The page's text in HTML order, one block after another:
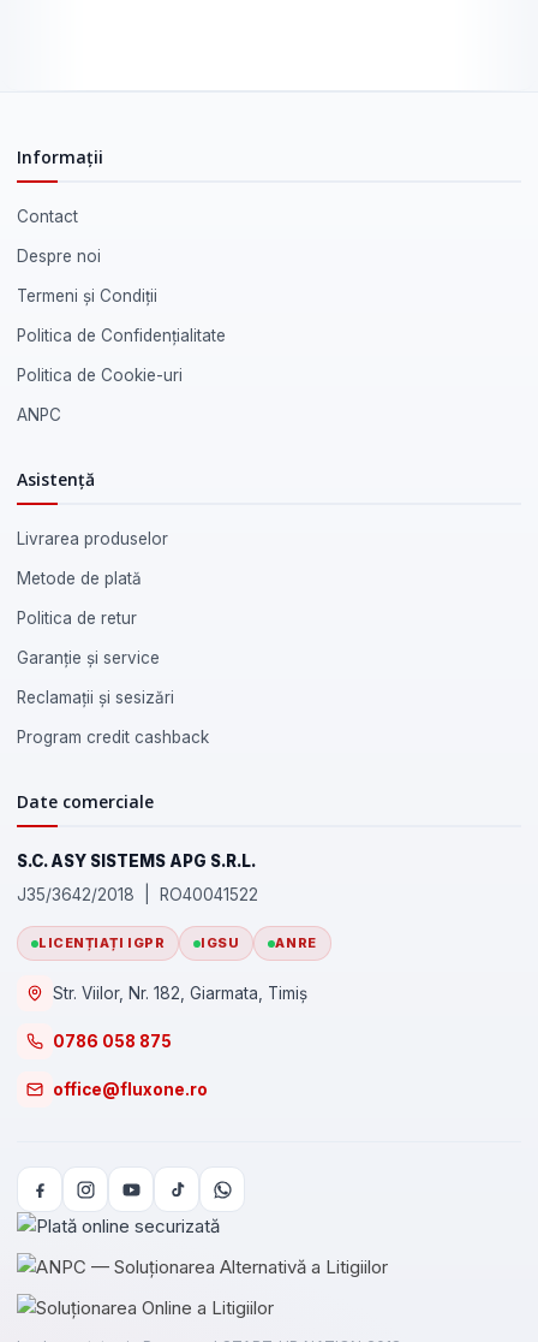
Informații
Contact
Despre noi
Termeni și Condiții
Politica de Confidențialitate
Politica de Cookie-uri
ANPC
Asistență
Livrarea produselor
Metode de plată
Politica de retur
Garanție și service
Reclamații și sesizări
Program credit cashback
Date comerciale
S.C. ASY SISTEMS APG S.R.L.
J35/3642/2018 | RO40041522
LICENȚIAȚI IGPR IGSU ANRE
Str. Viilor, Nr. 182, Giarmata, Timiș
0786 058 875
office@fluxone.ro